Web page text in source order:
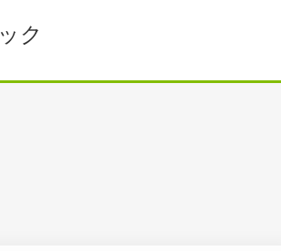
ク